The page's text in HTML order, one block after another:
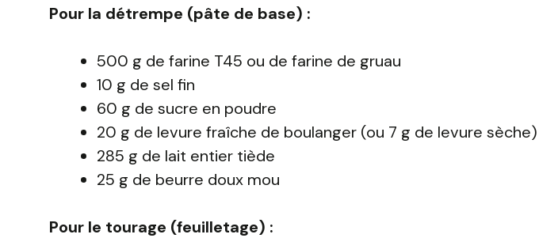
Pour la détrempe (pâte de base) :
500 g de farine T45 ou de farine de gruau
10 g de sel fin
60 g de sucre en poudre
20 g de levure fraîche de boulanger (ou 7 g de levure sèche)
285 g de lait entier tiède
25 g de beurre doux mou
Pour le tourage (feuilletage) :